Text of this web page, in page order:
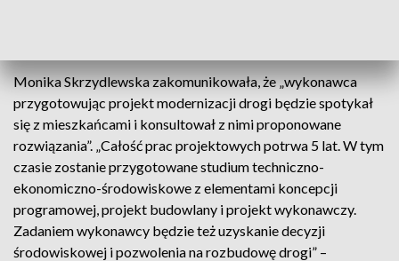
Monika Skrzydlewska zakomunikowała, że „wykonawca
przygotowując projekt modernizacji drogi będzie spotykał
się z mieszkańcami i konsultował z nimi proponowane
rozwiązania”. „Całość prac projektowych potrwa 5 lat. W tym
czasie zostanie przygotowane studium techniczno-
ekonomiczno-środowiskowe z elementami koncepcji
programowej, projekt budowlany i projekt wykonawczy.
Zadaniem wykonawcy będzie też uzyskanie decyzji
środowiskowej i pozwolenia na rozbudowę drogi” –